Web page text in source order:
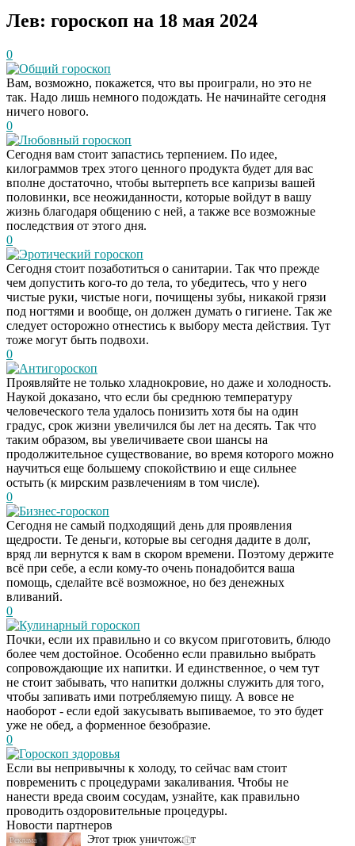
Лев: гороскоп на 18 мая 2024
0
Общий гороскоп
Вам, возможно, покажется, что вы проиграли, но это не
так. Надо лишь немного подождать. Не начинайте сегодня
ничего нового.
0
Любовный гороскоп
Сегодня вам стоит запастись терпением. По идее,
килограммов трех этого ценного продукта будет для вас
вполне достаточно, чтобы вытерпеть все капризы вашей
половинки, все неожиданности, которые войдут в вашу
жизнь благодаря общению с ней, а также все возможные
последствия от этого дня.
0
Эротический гороскоп
Сегодня стоит позаботиться о санитарии. Так что прежде
чем допустить кого-то до тела, то убедитесь, что у него
чистые руки, чистые ноги, почищены зубы, никакой грязи
под ногтями и вообще, он должен думать о гигиене. Так же
следует осторожно отнестись к выбору места действия. Тут
тоже могут быть подвохи.
0
Антигороскоп
Проявляйте не только хладнокровие, но даже и холодность.
Наукой доказано, что если бы среднюю температуру
человеческого тела удалось понизить хотя бы на один
градус, срок жизни увеличился бы лет на десять. Так что
таким образом, вы увеличиваете свои шансы на
продолжительное существование, во время которого можно
научиться еще большему спокойствию и еще сильнее
остыть (к мирским развлечениям в том числе).
0
Бизнес-гороскоп
Сегодня не самый подходящий день для проявления
щедрости. Те деньги, которые вы сегодня дадите в долг,
вряд ли вернутся к вам в скором времени. Поэтому держите
всё при себе, а если кому-то очень понадобится ваша
помощь, сделайте всё возможное, но без денежных
вливаний.
0
Кулинарный гороскоп
Почки, если их правильно и со вкусом приготовить, блюдо
более чем достойное. Особенно если правильно выбрать
сопровождающие их напитки. И единственное, о чем тут
не стоит забывать, что напитки должны служить для того,
чтобы запивать ими потребляемую пищу. А вовсе не
наоборот - если едой закусывать выпиваемое, то это будет
уже не обед, а форменное безобразие.
0
Гороскоп здоровья
Если вы непривычны к холоду, то сейчас вам стоит
повременить с процедурами закаливания. Чтобы не
нанести вреда своим сосудам, узнайте, как правильно
проводить оздоровительные процедуры.
Новости партнеров
Даже самый
запущенный грибок
исчезнет с корнем,
если перед сном…
i
Этот трюк уничтожает